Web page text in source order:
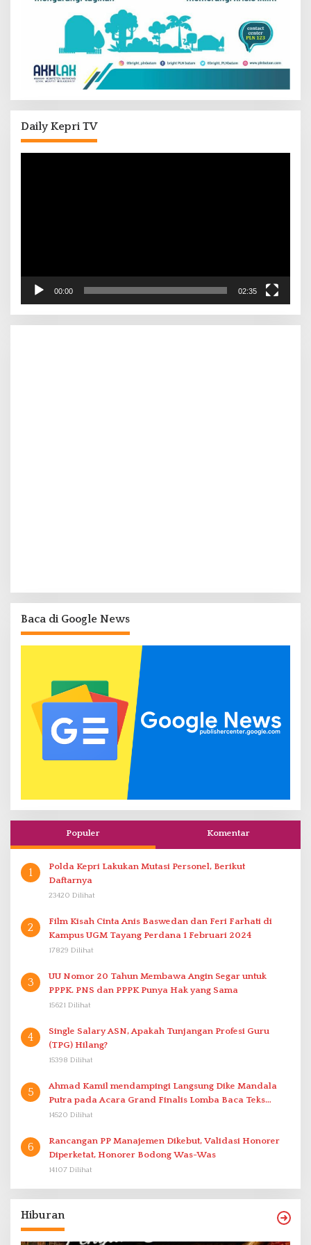
Daily Kepri TV
00:00 02:35
Baca di Google News
Populer Komentar
1
Polda Kepri Lakukan Mutasi Personel, Berikut
Daftarnya
23420 Dilihat
2
Film Kisah Cinta Anis Baswedan dan Feri Farhati di
Kampus UGM Tayang Perdana 1 Februari 2024
17829 Dilihat
3
UU Nomor 20 Tahun Membawa Angin Segar untuk
PPPK. PNS dan PPPK Punya Hak yang Sama
15621 Dilihat
4
Single Salary ASN, Apakah Tunjangan Profesi Guru
(TPG) Hilang?
15398 Dilihat
5
Ahmad Kamil mendampingi Langsung Dike Mandala
Putra pada Acara Grand Finalis Lomba Baca Teks
Proklamasi Mirip Bung Karno di Bali
14520 Dilihat
6
Rancangan PP Manajemen Dikebut, Validasi Honorer
Diperketat, Honorer Bodong Was-Was
14107 Dilihat
Hiburan